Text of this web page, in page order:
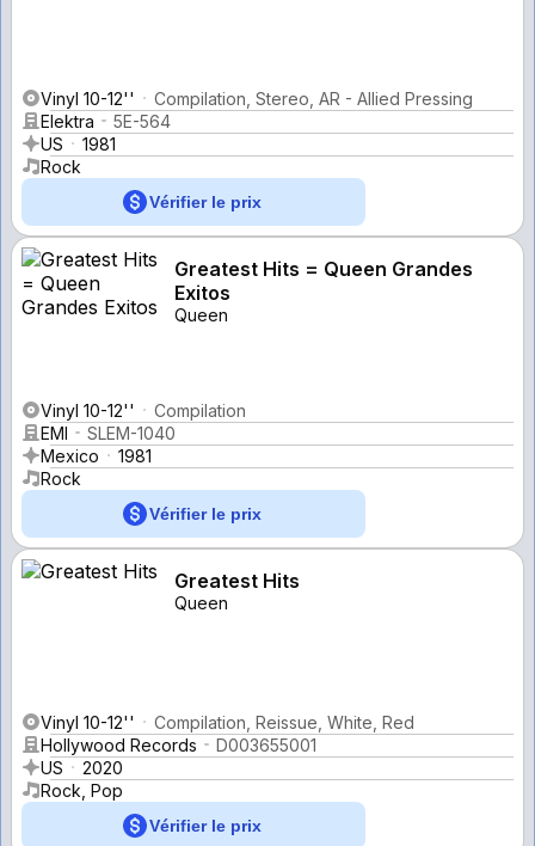
Vinyl 10-12''
Compilation, Stereo, AR - Allied Pressing
Elektra
5E-564
US
1981
Rock
Vérifier le prix
Greatest Hits = Queen Grandes
Exitos
Queen
Vinyl 10-12''
Compilation
EMI
SLEM-1040
Mexico
1981
Rock
Vérifier le prix
Greatest Hits
Queen
Vinyl 10-12''
Compilation, Reissue, White, Red
Hollywood Records
D003655001
US
2020
Rock, Pop
Vérifier le prix